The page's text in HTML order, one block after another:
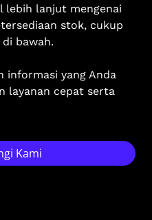
lebih lanjut mengenai
stok, cukup
bawah.
informasi yang Anda
layanan cepat serta
Kami